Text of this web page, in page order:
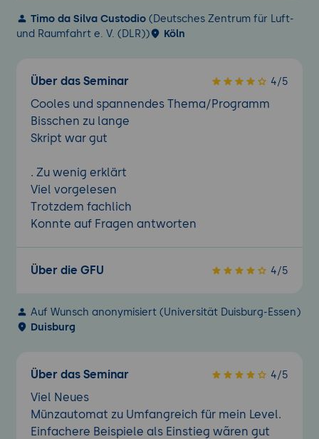
Timo da Silva Custodio(Deutsches Zentrum für Luft-
und Raumfahrt e. V. (DLR))
Köln
Über das Seminar 4/5
Cooles und spannendes Thema/Programm
Bisschen zu lange
Skript war gut
. Zu wenig erklärt
Viel vorgelesen
Trotzdem fachlich
Konnte auf Fragen antworten
Über die GFU 4/5
Auf Wunsch anonymisiert (Universität Duisburg-Essen)
Duisburg
Über das Seminar 4/5
Viel Neues
Münzautomat zu Umfangreich für mein Level.
Einfachere Beispiele als Einstieg wãren gut